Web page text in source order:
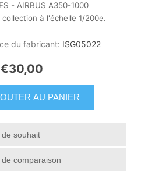
- AIRBUS A350-1000
à l'échelle 1/200e.
du fabricant: ISG05022
€30,00
AU PANIER
souhait
comparaison